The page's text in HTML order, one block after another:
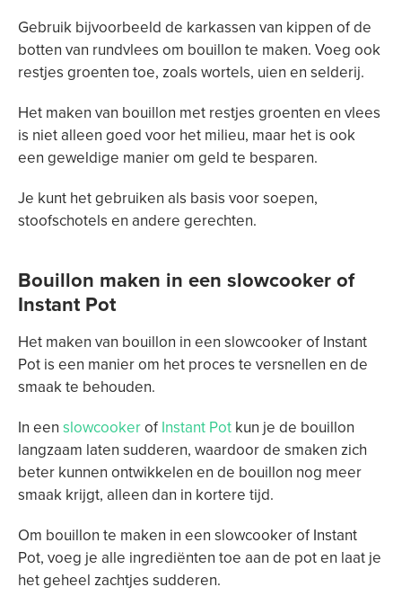
Gebruik bijvoorbeeld de karkassen van kippen of de
botten van rundvlees om bouillon te maken. Voeg ook
restjes groenten toe, zoals wortels, uien en selderij.
Het maken van bouillon met restjes groenten en vlees
is niet alleen goed voor het milieu, maar het is ook
een geweldige manier om geld te besparen.
Je kunt het gebruiken als basis voor soepen,
stoofschotels en andere gerechten.
Bouillon maken in een slowcooker of
Instant Pot
Het maken van bouillon in een slowcooker of Instant
Pot is een manier om het proces te versnellen en de
smaak te behouden.
In een slowcookerof Instant Pot kun je de bouillon
langzaam laten sudderen, waardoor de smaken zich
beter kunnen ontwikkelen en de bouillon nog meer
smaak krijgt, alleen dan in kortere tijd.
Om bouillon te maken in een slowcooker of Instant
Pot, voeg je alle ingrediënten toe aan de pot en laat je
het geheel zachtjes sudderen.